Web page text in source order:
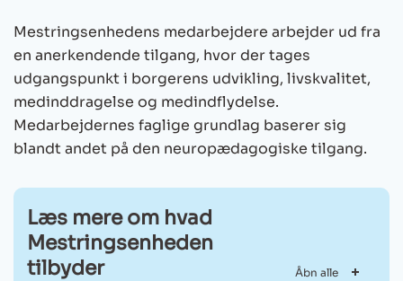
Mestringsenhedens medarbejdere arbejder ud fra
en anerkendende tilgang, hvor der tages
udgangspunkt i borgerens udvikling, livskvalitet,
medinddragelse og medindflydelse.
Medarbejdernes faglige grundlag baserer sig
blandt andet på den neuropædagogiske tilgang.
Læs mere om hvad
Mestringsenheden
tilbyder
Åbn alle